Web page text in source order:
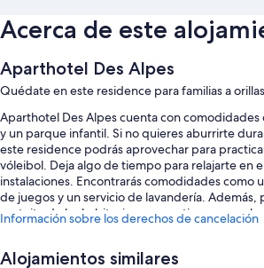
Acerca de este
Aparthotel Des Alpes
Quédate en este residence para familias a
Aparthotel Des Alpes cuenta con
y un parque infantil. Si no quieres aburrirte
este residence podrás aprovechar para
vóleibol. Deja algo de tiempo para relajarte en
instalaciones. Encontrarás comodidades como
de juegos y un servicio de lavandería.
gratuito de las habitaciones, que tiene una
Estos son otros servicios:
Información sobre los derechos de cancelación
Alojamientos similares